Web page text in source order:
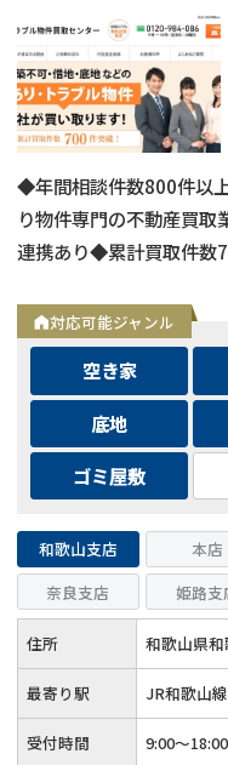
◆年間相談件数800件以
り物件専門の不動産買
連携あり◆累計買取件
対応可能ジャンル
空き家
底地
ゴミ屋敷
和歌山支店 本店
奈良支店
姫路支
住所 和歌山県
最寄り駅 JR和歌山
受付時間 9:00～18:00